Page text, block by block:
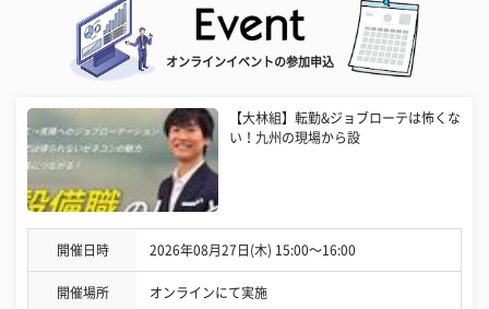
オンラインイベントの参加申込
【大林組】転勤&ジョブローテは怖くな
い！九州の現場から設
開催日時 2026年08月27日(木) 15:00〜16:00
開催場所 オンラインにて実施